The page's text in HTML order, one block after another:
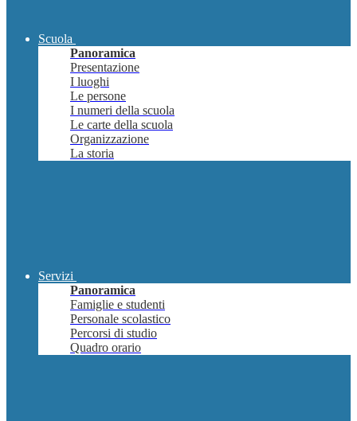
Scuola
Panoramica
Presentazione
I luoghi
Le persone
I numeri della scuola
Le carte della scuola
Organizzazione
La storia
Servizi
Panoramica
Famiglie e studenti
Personale scolastico
Percorsi di studio
Quadro orario